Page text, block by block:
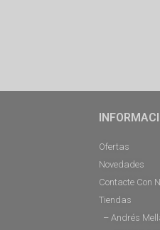
Ofertas
Novedades
Contacte Con
Tiendas
– Andrés